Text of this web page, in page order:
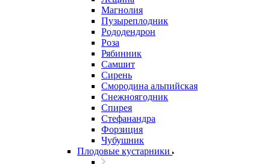
Магнолия
Пузыреплодник
Рододендрон
Роза
Рябинник
Самшит
Сирень
Смородина альпийская
Снежноягодник
Спирея
Стефанандра
Форзиция
Чубушник
Плодовые кустарники